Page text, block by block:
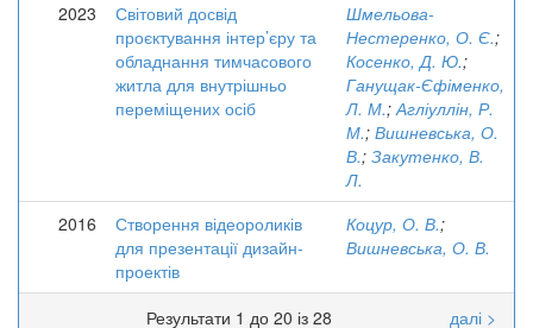
2023
Світовий досвід
проєктування інтер’єру та
обладнання тимчасового
житла для внутрішньо
переміщених осіб
Шмельова-
Нестеренко, О. Є.;
Косенко, Д. Ю.;
Ганущак-Єфіменко,
Л. М.;Агліуллін, Р.
М.; Вишневська, О.
В.; Закутенко, В.
Л.
2016
Створення відеороликів
для презентації дизайн-
проектів
Коцур, О. В.;
Вишневська, О. В.
Результати 1 до 20 із 28 далі >